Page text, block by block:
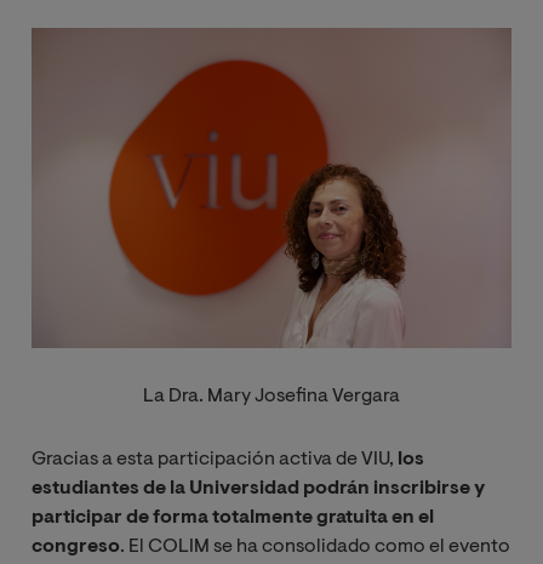
La Dra. Mary Josefina Vergara
Gracias a esta participación activa de VIU, los
estudiantes de la Universidad podrán inscribirse y
participar de forma totalmente gratuita en el
congreso. El COLIM se ha consolidado como el evento